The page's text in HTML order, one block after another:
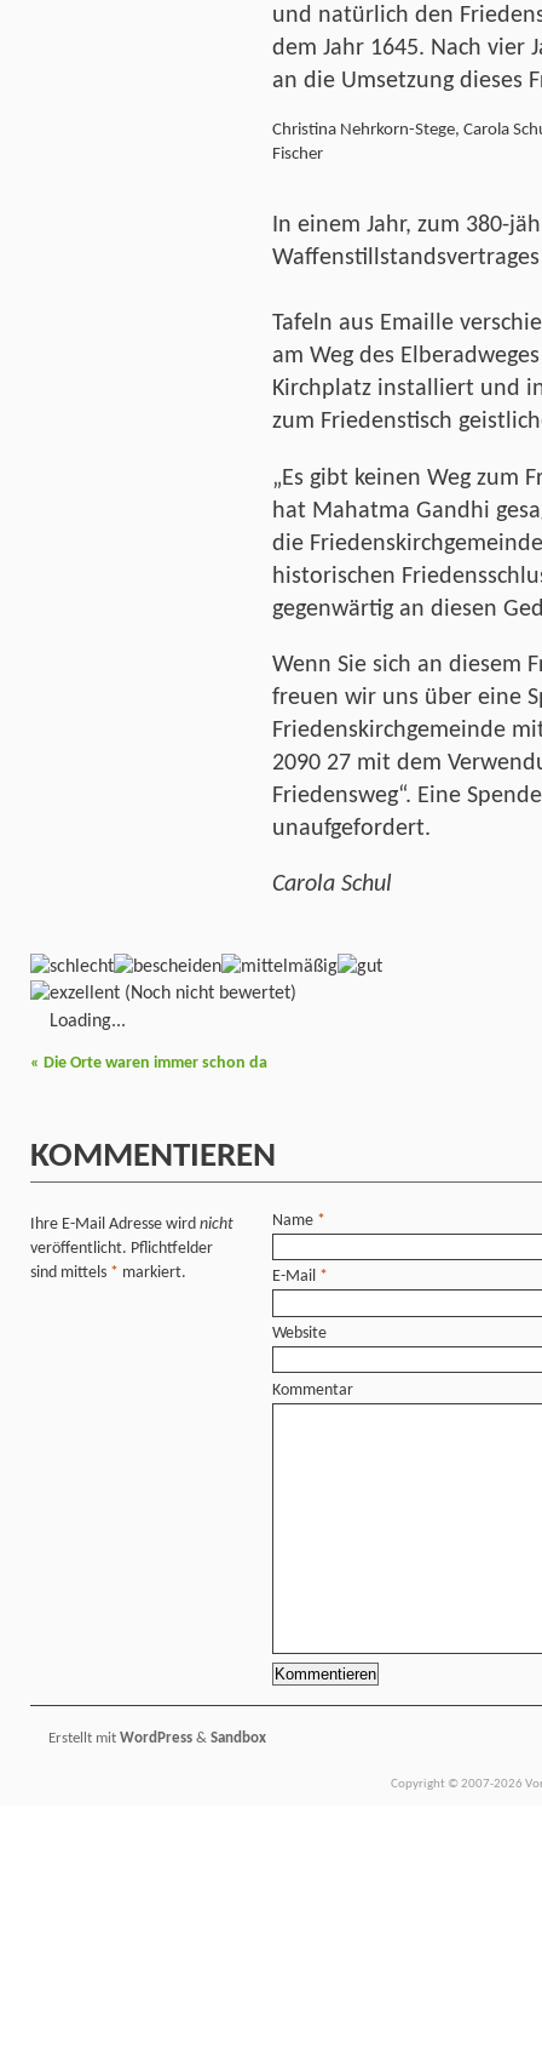
und natürlich den
dem Jahr 1645. Nach vier
an die Umsetzung dieses
Christina Nehrkorn-Stege, Carola
Fischer
In einem Jahr, zum 380-
Tafeln aus Emaille
am Weg des
Kirchplatz installiert und
zum Friedenstisch
„Es gibt keinen Weg zum
hat Mahatma Gandhi
die
historischen
gegenwärtig an diesen
Wenn Sie sich an diesem
freuen wir uns über eine
Friedenskirchgemeinde
2090 27 mit dem
Friedensweg“. Eine
unaufgefordert.
Carola Schul
(Noch nicht bewertet)
Loading...
« Die Orte waren immer schon da
KOMMENTIEREN
Ihre E-Mail Adresse wird nicht
veröffentlicht. Pflichtfelder
sind mittels * markiert.
Name *
E-Mail *
Website
Kommentar
Erstellt mit WordPress & Sandbox
Copyright © 2007-2026